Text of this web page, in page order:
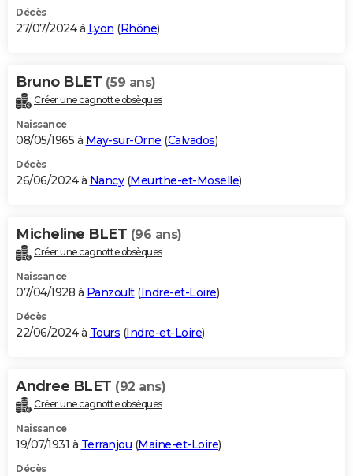
Décès
27/07/2024 à Lyon (Rhône)
Bruno BLET (59 ans)
Créer une cagnotte obsèques
Naissance
08/05/1965 à May-sur-Orne (Calvados)
Décès
26/06/2024 à Nancy(Meurthe-et-Moselle)
Micheline BLET (96 ans)
Créer une cagnotte obsèques
Naissance
07/04/1928 à Panzoult(Indre-et-Loire)
Décès
22/06/2024 à Tours (Indre-et-Loire)
Andree BLET (92 ans)
Créer une cagnotte obsèques
Naissance
19/07/1931 à Terranjou (Maine-et-Loire)
Décès